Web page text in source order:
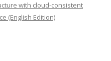
with cloud-consistent
(English Edition)